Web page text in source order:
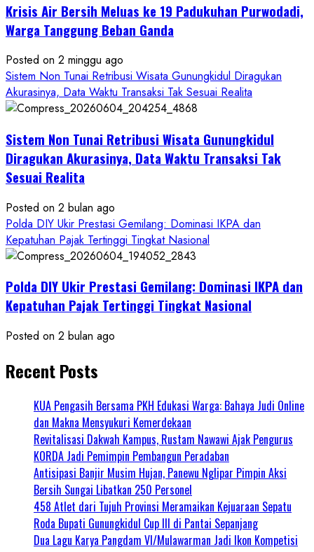
Krisis Air Bersih Meluas ke 19 Padukuhan Purwodadi,
Warga Tanggung Beban Ganda
Posted on 2 minggu ago
Sistem Non Tunai Retribusi Wisata Gunungkidul Diragukan
Akurasinya, Data Waktu Transaksi Tak Sesuai Realita
Sistem Non Tunai Retribusi Wisata Gunungkidul
Diragukan Akurasinya, Data Waktu Transaksi Tak
Sesuai Realita
Posted on 2 bulan ago
Polda DIY Ukir Prestasi Gemilang: Dominasi IKPA dan
Kepatuhan Pajak Tertinggi Tingkat Nasional
Polda DIY Ukir Prestasi Gemilang: Dominasi IKPA dan
Kepatuhan Pajak Tertinggi Tingkat Nasional
Posted on 2 bulan ago
Recent Posts
KUA Pengasih Bersama PKH Edukasi Warga: Bahaya Judi Online
dan Makna Mensyukuri Kemerdekaan
Revitalisasi Dakwah Kampus, Rustam Nawawi Ajak Pengurus
KORDA Jadi Pemimpin Pembangun Peradaban
Antisipasi Banjir Musim Hujan, Panewu Nglipar Pimpin Aksi
Bersih Sungai Libatkan 250 Personel
458 Atlet dari Tujuh Provinsi Meramaikan Kejuaraan Sepatu
Roda Bupati Gunungkidul Cup III di Pantai Sepanjang
Dua Lagu Karya Pangdam VI/Mulawarman Jadi Ikon Kompetisi